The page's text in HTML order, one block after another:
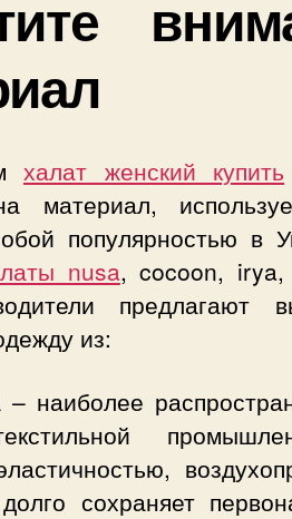
халат женский купить
материал,
популярностью в
nusa, cocoon,
предлагают
из:
– наиболее
сохраняет